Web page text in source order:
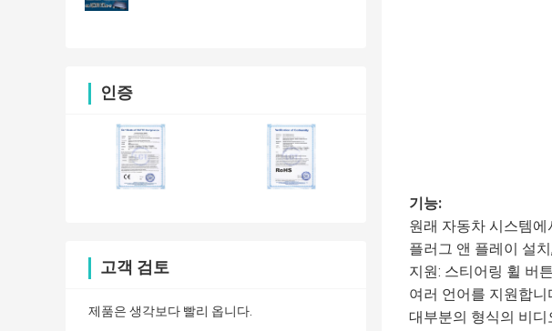
인증
고객 검토
제품은 생각보다 빨리 옵니다.
기능:
원래 자동차 시스템에
플러그 앤 플레이 설
지원: 스티어링 휠 버
여러 언어를 지원합니
대부분의 형식의 비